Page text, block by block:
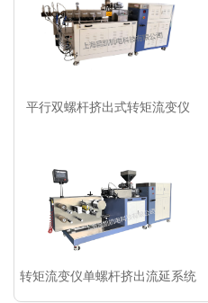
平行双螺杆挤出式转矩流变仪
转矩流变仪单螺杆挤出流延系统